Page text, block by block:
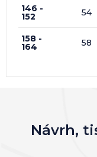
146 -
152 54
158 -
164 58
Návrh,